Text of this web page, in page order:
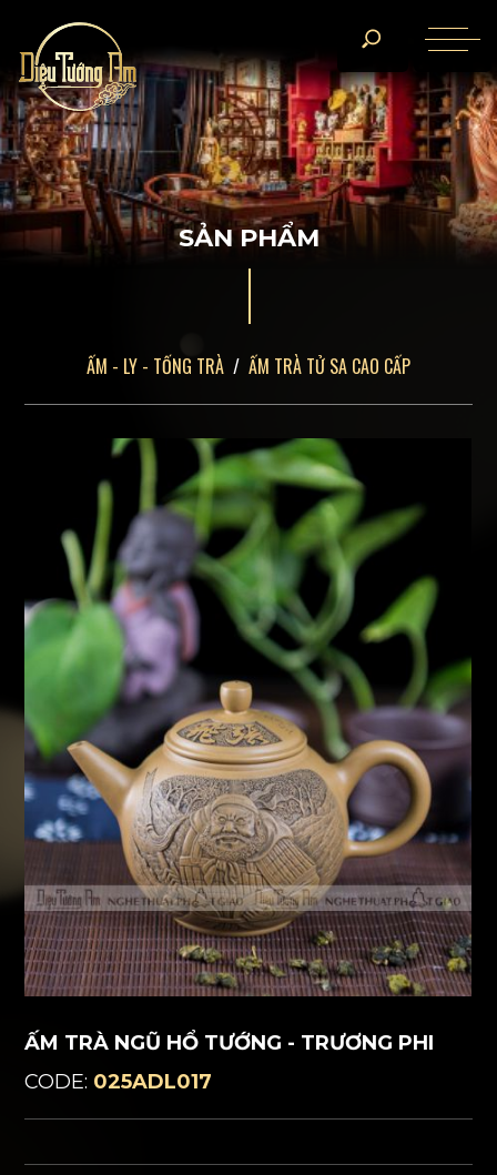
SẢN PHẨM
ẤM - LY - TỐNG TRÀ ẤM TRÀ TỬ SA CAO CẤP
ẤM TRÀ NGŨ HỔ TƯỚNG - TRƯƠNG PHI
CODE: 025ADL017